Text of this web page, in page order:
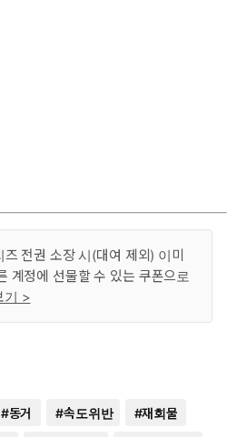
즈 전권 소장 시(대여 제외) 이미
계정에 선물할 수 있는 쿠폰으로
기 >
#동거 #속도위반 #재회물